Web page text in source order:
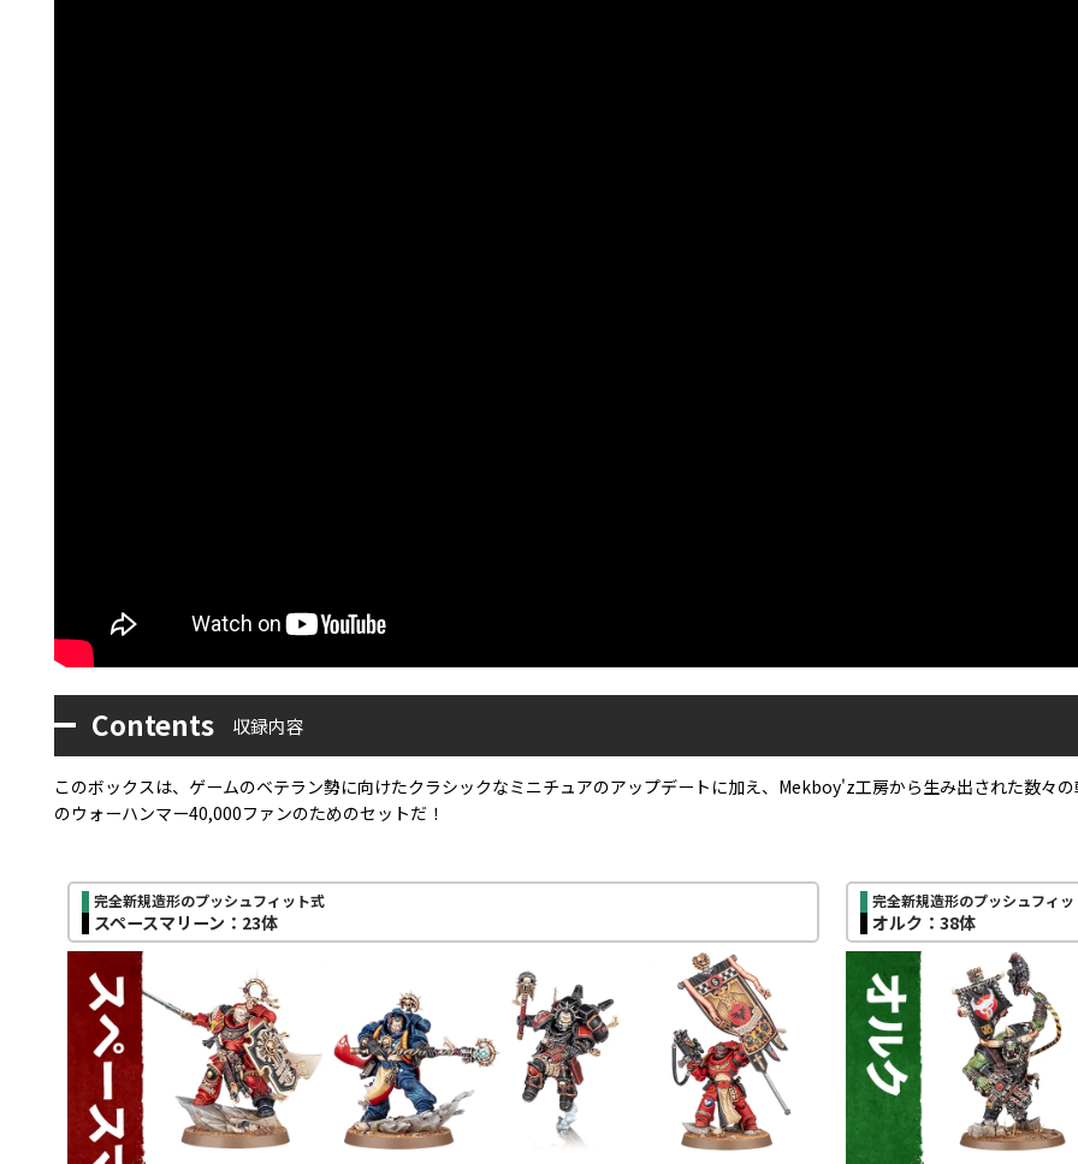
Contents 収録内容
このボックスは、ゲームのベテラン勢に向けたクラシックなミニチュアのアップデートに加え、Mekboy'z工房から生み出された数々
のウォーハンマー40,000ファンのためのセットだ！
完全新規造形のプッシュフィット式
スペースマリーン：23体
完全新規造形のプッシュフィッ
オルク：38体